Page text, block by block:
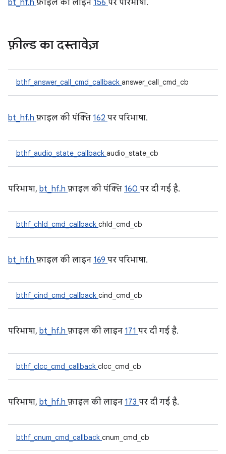
bt_hf.h फ़ाइल की लाइन 156 पर परिभाषा.
फ़ील्ड का दस्तावेज़
bthf_answer_call_cmd_callback answer_call_cmd_cb
bt_hf.h फ़ाइल की पंक्ति 162 पर परिभाषा.
bthf_audio_state_callback audio_state_cb
परिभाषा, bt_hf.h फ़ाइल की पंक्ति 160 पर दी गई है.
bthf_chld_cmd_callback chld_cmd_cb
bt_hf.h फ़ाइल की लाइन 169 पर परिभाषा.
bthf_cind_cmd_callback cind_cmd_cb
परिभाषा, bt_hf.h फ़ाइल की लाइन 171 पर दी गई है.
bthf_clcc_cmd_callback clcc_cmd_cb
परिभाषा, bt_hf.h फ़ाइल की लाइन 173 पर दी गई है.
bthf_cnum_cmd_callback cnum_cmd_cb